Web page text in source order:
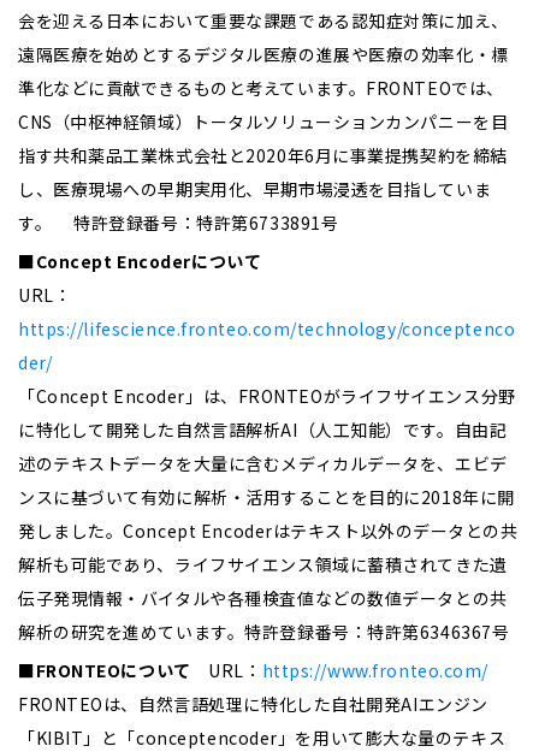
会を迎える日本において重要な課題である認知症対策に加え、
遠隔医療を始めとするデジタル医療の進展や医療の効率化・標
準化などに貢献できるものと考えています。FRONTEOでは、
CNS（中枢神経領域）トータルソリューションカンパニーを目
指す共和薬品工業株式会社と2020年6月に事業提携契約を締結
し、医療現場への早期実用化、早期市場浸透を目指していま
す。 特許登録番号：特許第6733891号
■Concept Encoderについて
URL：
https://lifescience.fronteo.com/technology/conceptenco
der/
「Concept Encoder」は、FRONTEOがライフサイエンス分野
に特化して開発した自然言語解析AI（人工知能）です。自由記
述のテキストデータを大量に含むメディカルデータを、エビデ
ンスに基づいて有効に解析・活用することを目的に2018年に開
発しました。Concept Encoderはテキスト以外のデータとの共
解析も可能であり、ライフサイエンス領域に蓄積されてきた遺
伝子発現情報・バイタルや各種検査値などの数値データとの共
解析の研究を進めています。特許登録番号：特許第6346367号
■FRONTEOについて URL： https://www.fronteo.com/
FRONTEOは、自然言語処理に特化した自社開発AIエンジン
「KIBIT」と「conceptencoder」を用いて膨大な量のテキス